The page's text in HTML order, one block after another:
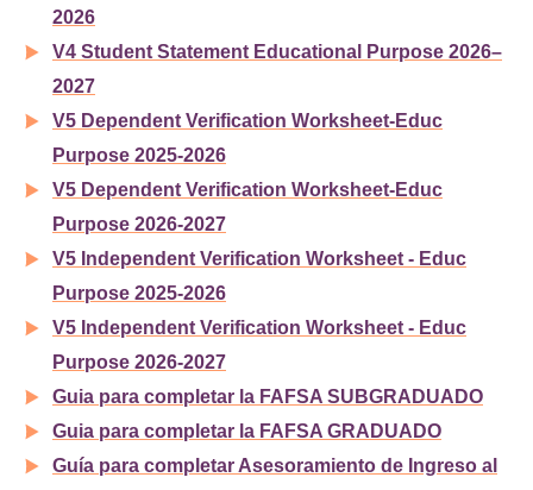
2026
V4 Student Statement Educational Purpose 2026–
2027
V5 Dependent Verification Worksheet-Educ
Purpose 2025-2026
V5 Dependent Verification Worksheet-Educ
Purpose 2026-2027
V5 Independent Verification Worksheet - Educ
Purpose 2025-2026
V5 Independent Verification Worksheet - Educ
Purpose 2026-2027
Guia para completar la FAFSA SUBGRADUADO
Guia para completar la FAFSA GRADUADO
Guía para completar Asesoramiento de Ingreso al